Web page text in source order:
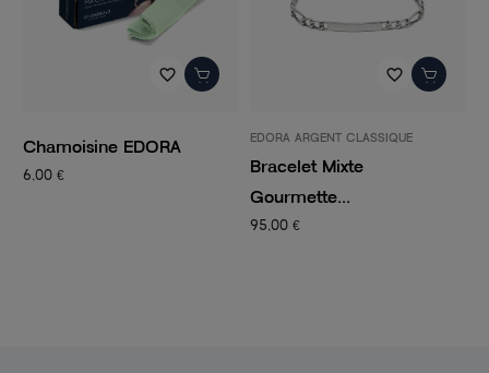
favorite_border
Chamoisine EDORA
6,00 €
favorite_border
EDORA ARGENT CLASSIQUE
Bracelet Mixte
Gourmette...
95,00 €